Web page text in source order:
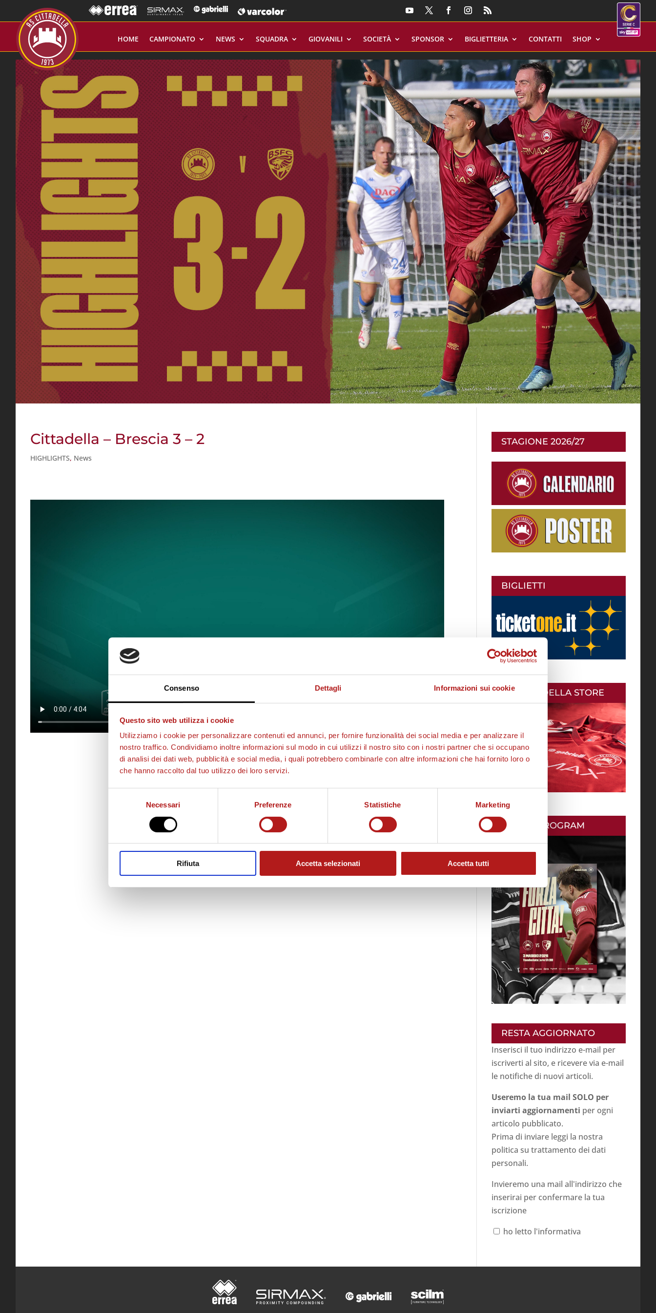
Consenso Dettagli Informazioni sui cookie
Questo sito web utilizza i cookie
Utilizziamo i cookie per personalizzare contenuti ed annunci, per fornire funzionalità dei social media e per analizzare il
nostro traffico. Condividiamo inoltre informazioni sul modo in cui utilizzi il nostro sito con i nostri partner che si occupano
di analisi dei dati web, pubblicità e social media, i quali potrebbero combinarle con altre informazioni che hai fornito loro o
che hanno raccolto dal tuo utilizzo dei loro servizi.
Necessari Preferenze Statistiche Marketing
Rifiuta Accetta selezionati Accetta tutti
HOME CAMPIONATO NEWS SQUADRA GIOVANILI SOCIETÀ SPONSOR BIGLIETTERIA CONTATTI SHOP
Cittadella – Brescia 3 – 2
HIGHLIGHTS, News
STAGIONE 2026/27
BIGLIETTI
AS CITTADELLA STORE
MATCH PROGRAM
RESTA AGGIORNATO
Inserisci il tuo indirizzo e-mail per
iscriverti al sito, e ricevere via e-mail
le notifiche di nuovi articoli.
Useremo la tua mail SOLO per
inviarti aggiornamenti per ogni
articolo pubblicato.
Prima di inviare leggi la nostra
politica su trattamento dei dati
personali.
Invieremo una mail all'indirizzo che
inserirai per confermare la tua
iscrizione
ho letto l'informativa